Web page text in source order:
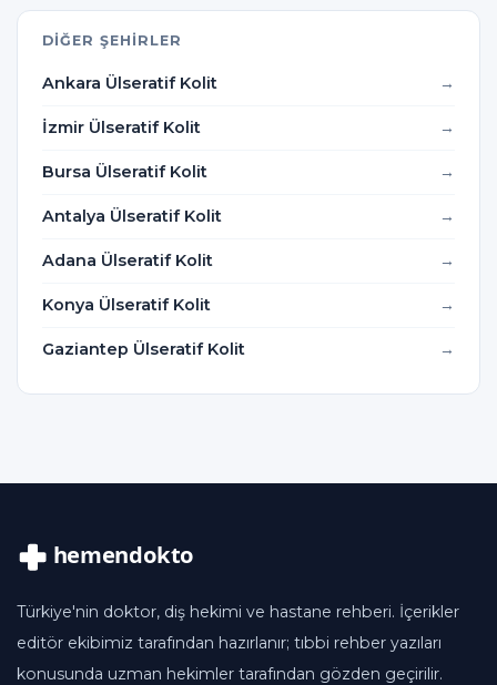
DIĞER ŞEHIRLER
Ankara Ülseratif Kolit
İzmir Ülseratif Kolit
Bursa Ülseratif Kolit
Antalya Ülseratif Kolit
Adana Ülseratif Kolit
Konya Ülseratif Kolit
Gaziantep Ülseratif Kolit
Türkiye'nin doktor, diş hekimi ve hastane rehberi. İçerikler
editör ekibimiz tarafından hazırlanır; tıbbi rehber yazıları
konusunda uzman hekimler tarafından gözden geçirilir.